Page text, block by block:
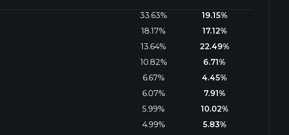
33.63%
19.15%
18.17%
17.12%
13.64%
22.49%
10.82%
6.71%
6.67%
4.45%
6.07%
7.91%
5.99%
10.02%
4.99%
5.83%